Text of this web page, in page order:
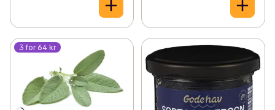
3 for 64 kr